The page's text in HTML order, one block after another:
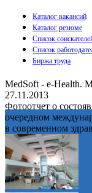
Каталог вакансий
Каталог резюме
Список
Список
Биржа труда
MedSoft - e-Health.
27.11.2013
Фотоотчет о
очередном
в современном